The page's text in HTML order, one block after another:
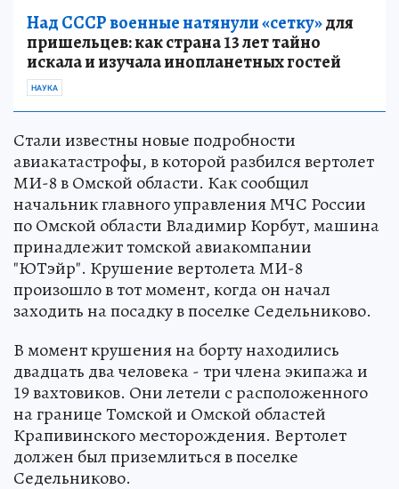
Над СССР военные натянули «сетку»для
пришельцев: как страна 13 лет тайно
искала и изучала инопланетных гостей
НАУКА
Стали известны новые подробности
авиакатастрофы, в которой разбился вертолет
МИ-8 в Омской области. Как сообщил
начальник главного управления МЧС России
по Омской области Владимир Корбут, машина
принадлежит томской авиакомпании
"ЮТэйр". Крушение вертолета МИ-8
произошло в тот момент, когда он начал
заходить на посадку в поселке Седельниково.
В момент крушения на борту находились
двадцать два человека - три члена экипажа и
19 вахтовиков. Они летели с расположенного
на границе Томской и Омской областей
Крапивинского месторождения. Вертолет
должен был приземлиться в поселке
Седельниково.